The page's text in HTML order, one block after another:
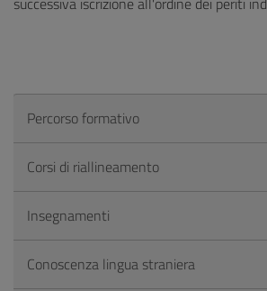
Percorso formativo
Corsi di riallineamento
Insegnamenti
Conoscenza lingua straniera